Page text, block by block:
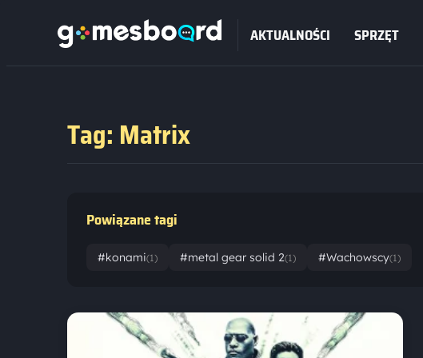
AKTUALNOŚCI SPRZĘT
Tag: Matrix
Powiązane tagi
#konami(1) #metal gear solid 2(1) #Wachowscy(1)